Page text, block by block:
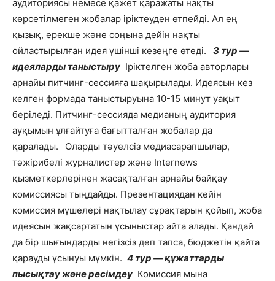
аудиториясы немесе қажет қаражаты нақты
көрсетілмеген жобалар іріктеуден өтпейді. Ал ең
қызық, ерекше және соңына дейін нақты
ойластырылған идея үшінші кезеңге өтеді.
3 тур —
идеяларды таныстыру Іріктелген жоба авторлары
арнайы питчинг-сессияға шақырылады. Идеясын кез
келген формада таныстыруына 10-15 минут уақыт
беріледі. Питчинг-сессияда медианың аудитория
ауқымын ұлғайтуға бағытталған жобалар да
қаралады.
Оларды тәуелсіз медиасарапшылар,
тәжірибелі журналистер және Internews
қызметкерлерінен жасақталған арнайы байқау
комиссиясы тыңдайды. Презентациядан кейін
комиссия мүшелері нақтылау сұрақтарын қойып, жоба
идеясын жақсартатын ұсыныстар айта алады. Қандай
да бір шығындарды негізсіз деп тапса, бюджетін қайта
қарауды ұсынуы мүмкін. 4 тур — құжаттарды
пысықтау және ресімдеу Комиссия мына